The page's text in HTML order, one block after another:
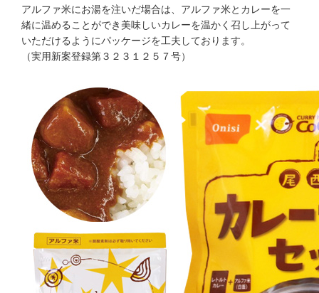
アルファ米にお湯を注いだ場合は、アルファ米とカレーを一
緒に温めることができ美味しいカレーを温かく召し上がって
いただけるようにパッケージを工夫しております。
（実用新案登録第３２３１２５７号）